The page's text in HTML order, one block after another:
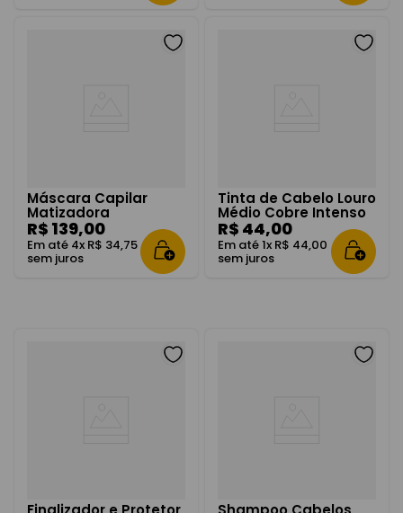
Máscara Capilar
Matizadora
Acinzentado 300g
R$ 139,00
Em até 4x R$ 34,75
sem juros
Tinta de Cabelo Louro
Médio Cobre Intenso
7.40
R$ 44,00
Em até1x R$ 44,00
sem juros